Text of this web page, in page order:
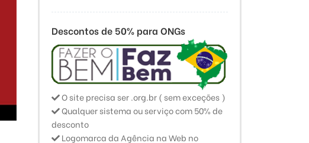
Descontos de 50% para ONGs
O site precisa ser .org.br ( sem exceções )
Qualquer sistema ou serviço com 50% de
desconto
Logomarca da Agência na Web no